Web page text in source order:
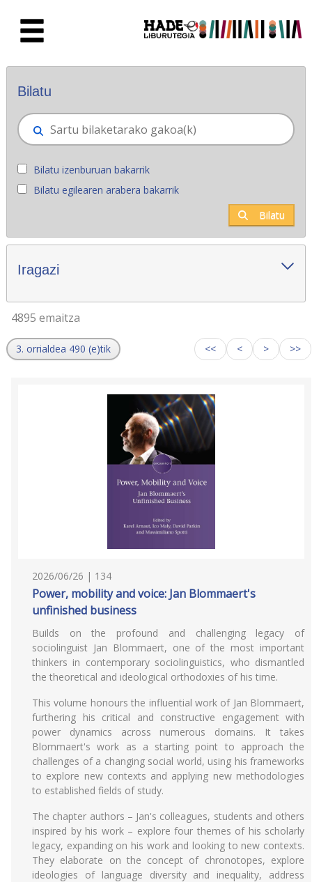
Eskuratu berriak - Liburutegia
Bilatu
Bilatu izenburuan bakarrik
Bilatu egilearen arabera bakarrik
Bilatu
Iragazi
4895 emaitza
3. orrialdea 490 (e)tik << < > >>
2026/06/26 | 134
Power, mobility and voice: Jan Blommaert's
unfinished business
Builds on the profound and challenging legacy of
sociolinguist Jan Blommaert, one of the most important
thinkers in contemporary sociolinguistics, who dismantled
the theoretical and ideological orthodoxies of his time.
This volume honours the influential work of Jan Blommaert,
furthering his critical and constructive engagement with
power dynamics across numerous domains. It takes
Blommaert's work as a starting point to approach the
challenges of a changing social world, using his frameworks
to explore new contexts and applying new methodologies
to established fields of study.
The chapter authors – Jan's colleagues, students and others
inspired by his work – explore four themes of his scholarly
legacy, expanding on his work and looking to new contexts.
They elaborate on the concept of chronotopes, explore
ideologies of language diversity and inequality, address